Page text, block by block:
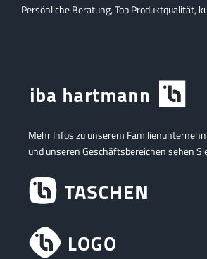
Persönliche Beratung, Top Produktqualität,
Mehr Infos zu unserem
und unseren Geschäftsbereichen sehen